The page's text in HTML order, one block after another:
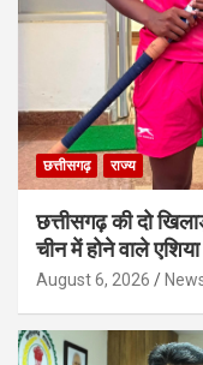
छत्तीसगढ़ राज्य
छत्तीसगढ़ की दो
चीन में होने वाले
August 6, 2026